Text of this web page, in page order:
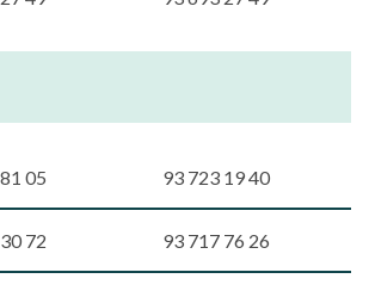
05 93 723 19 40
72 93 717 76 26